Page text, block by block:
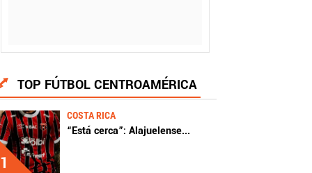
TOP FÚTBOL CENTROAMÉRICA
1
COSTA RICA
“Está cerca”: Alajuelense...